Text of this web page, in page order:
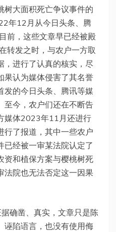
树大面积死亡争议事件的
年12月从今日头条、腾
前，这些文章早已经被殿
转发之时，与农户一方取
，进行了认真的核实，尽
果认为媒体侵害了其名誉
发的今日头条、腾讯等媒
至今，农户们还在不断告
媒体2023年11月还进行
行了报道，其中一些农户
已经被一审某法院认定了
资和植保方案与樱桃树死
法院也无法否定这一因果
确凿、真实，文章只是陈
诬陷语言，也没有使用侮